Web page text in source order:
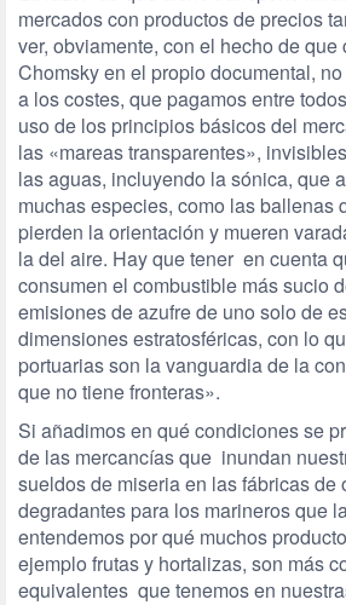
mercados con productos de precios
ver, obviamente, con el hecho de
Chomsky en el propio documental,
a los costes, que pagamos entre
uso de los principios básicos del
las «mareas transparentes»,
las aguas, incluyendo la sónica, que
muchas especies, como las ballenas
pierden la orientación y mueren
la del aire. Hay que tener en cuenta
consumen el combustible más sucio
emisiones de azufre de uno solo de
dimensiones estratosféricas, con lo
portuarias son la vanguardia de la
que no tiene fronteras».
Si añadimos en qué condiciones se
de las mercancías que inundan
sueldos de miseria en las fábricas de
degradantes para los marineros que
entendemos por qué muchos
ejemplo frutas y hortalizas, son más
equivalentes que tenemos en